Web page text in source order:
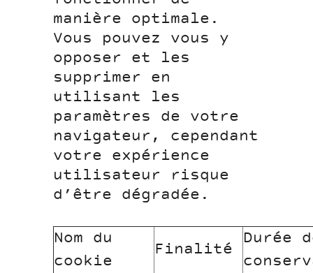
manière optimale.
Vous pouvez vous y
opposer et les
supprimer en
utilisant les
paramètres de votre
navigateur, cependant
votre expérience
utilisateur risque
d’être dégradée.
Nom du
cookie
Finalité
Durée